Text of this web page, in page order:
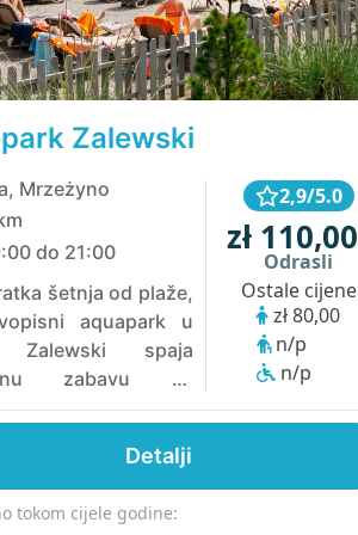
Zalewski
Mrzeżyno
do 21:00
šetnja od plaže,
aquapark u
Zalewski spaja
zabavu sa
opuštanjem.
u unutrašnje i
bazene, hrabro se
u divlju rijeku ili se
u tematskim
2,9/5.0
zł 110,00
Odrasli
Ostale cijene
zł 80,00
n/p
n/p
Detalji
tokom cijele godine: